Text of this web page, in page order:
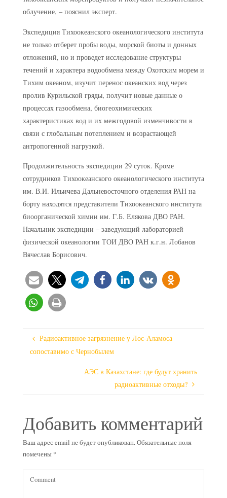
облучение, – пояснил эксперт.
Экспедиция Тихоокеанского океанологического института
не только отберет пробы воды, морской биоты и донных
отложений, но и проведет исследование структуры
течений и характера водообмена между Охотским морем и
Тихим океаном, изучит перенос океанских вод через
пролив Курильской гряды, получит новые данные о
процессах газообмена, биогеохимических
характеристиках вод и их межгодовой изменчивости в
связи с глобальным потеплением и возрастающей
антропогенной нагрузкой.
Продолжительность экспедиции 29 суток. Кроме
сотрудников Тихоокеанского океанологического института
им. В.И. Ильичева Дальневосточного отделения РАН на
борту находятся представители Тихоокеанского института
биоорганической химии им. Г.Б. Елякова ДВО РАН.
Начальник экспедиции – заведующий лабораторией
физической океанологии ТОИ ДВО РАН к.г.н. Лобанов
Вячеслав Борисович.
Радиоактивное загрязнение у Лос-Аламоса
сопоставимо с Чернобылем
АЭС в Казахстане: где будут хранить
радиоактивные отходы?
Добавить комментарий
Ваш адрес email не будет опубликован.Обязательные поля
помечены *